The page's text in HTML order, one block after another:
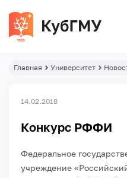
Главная Университет
14.02.2018
Конкурс РФФИ
Федеральное
учреждение